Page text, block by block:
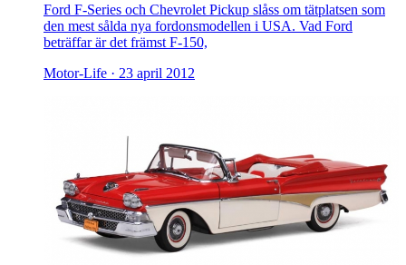
Ford F-Series och Chevrolet Pickup slåss om tätplatsen som
den mest sålda nya fordonsmodellen i USA. Vad Ford
beträffar är det främst F-150,
Motor-Life · 23 april 2012